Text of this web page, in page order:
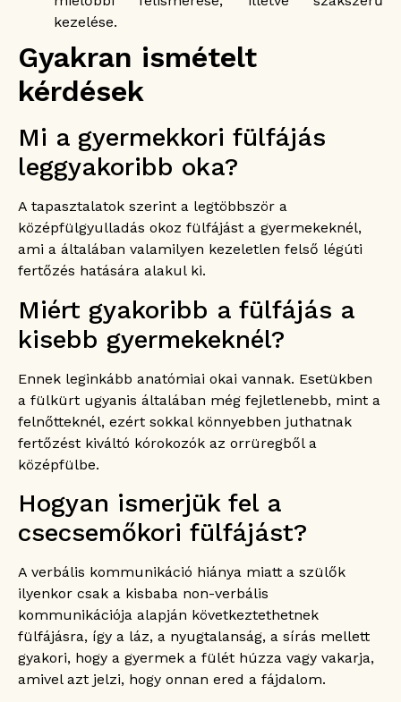
kezelése.
Gyakran ismételt
kérdések
Mi a gyermekkori fülfájás
leggyakoribb oka?
A tapasztalatok szerint a legtöbbször a
középfülgyulladás okoz fülfájást a gyermekeknél,
ami a általában valamilyen kezeletlen felső légúti
fertőzés hatására alakul ki.
Miért gyakoribb a fülfájás a
kisebb gyermekeknél?
Ennek leginkább anatómiai okai vannak. Esetükben
a fülkürt ugyanis általában még fejletlenebb, mint a
felnőtteknél, ezért sokkal könnyebben juthatnak
fertőzést kiváltó kórokozók az orrüregből a
középfülbe.
Hogyan ismerjük fel a
csecsemőkori fülfájást?
A verbális kommunikáció hiánya miatt a szülők
ilyenkor csak a kisbaba non-verbális
kommunikációja alapján következtethetnek
fülfájásra, így a láz, a nyugtalanság, a sírás mellett
gyakori, hogy a gyermek a fülét húzza vagy vakarja,
amivel azt jelzi, hogy onnan ered a fájdalom.